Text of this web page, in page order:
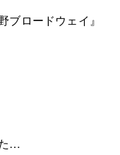
ブロードウェイ』
…